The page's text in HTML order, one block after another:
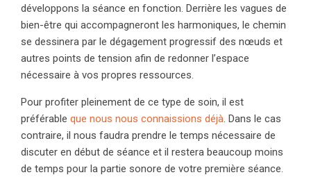
développons la séance en fonction. Derrière les vagues de
bien-être qui accompagneront les harmoniques, le chemin
se dessinera par le dégagement progressif des nœuds et
autres points de tension afin de redonner l’espace
nécessaire à vos propres ressources.
Pour profiter pleinement de ce type de soin, il est
préférable que nous nous connaissions déjà. Dans le cas
contraire, il nous faudra prendre le temps nécessaire de
discuter en début de séance et il restera beaucoup moins
de temps pour la partie sonore de votre première séance.